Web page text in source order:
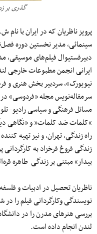
گذری بر
پرویز ناظریان که در ایران با
سینمائی، مدیر نخستین دوره
دبیرفستیوال فیلم‌های موسیقی،
ایرانی انجمن مطبوعات خارجی
نیویورک»، سردبیر بخش هنری و
سرمقاله‌نویس مجله «فردوسی» در
مسائل فرهنگی و سیاسی رادیو-
“کلمات ضد کلمات” و «نگاهی
راه زندگی، تهران، و نیز تهیه
زندگی فروغ فرخزاد به
بیدار» مبتنی بر زندگی طاهره
ناظریان تحصیل در ادبیات و
نویسندگی وکارگردانی فیلم را در
بررسی هنرهای مدرن را در دانشگاه
لندن انجام داده است.